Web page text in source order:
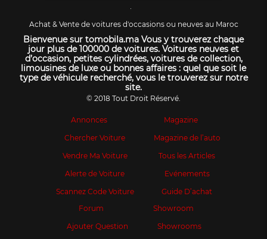
Achat & Vente de voitures d'occasions ou neuves au Maroc
Bienvenue sur tomobila.ma Vous y trouverez chaque
jour plus de 100000 de voitures. Voitures neuves et
d’occasion, petites cylindrées, voitures de collection,
limousines de luxe ou bonnes affaires : quel que soit le
type de véhicule recherché, vous le trouverez sur notre
site.
© 2018 Tout Droit Réservé.
Annonces
Chercher Voiture
Vendre Ma Voiture
Alerte de Voiture
Scannez Code Voiture
Magazine
Magazine de l’auto
Tous les Articles
Evénements
Guide D’achat
Forum
Ajouter Question
Showroom
Showrooms